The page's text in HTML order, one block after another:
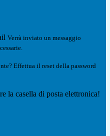
Verrà inviato un messaggio
Effettua il reset della password
la casella di posta elettronica!